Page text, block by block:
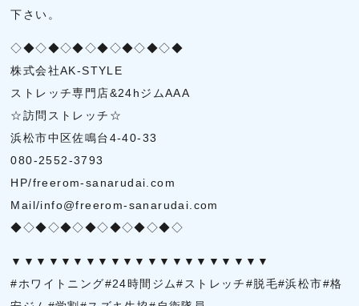
下さい。
◇◆◇◆◇◆◇◆◇◆◇◆◇◆
株式会社AK-STYLE
ストレッチ専門店&24hジムAAA
☆訪問ストレッチ☆
浜松市中区佐鳴台4-40-33
080-2552-3793
HP/freerom-sanarudai.com
Mail/info@freerom-sanarudai.com
◆◇◆◇◆◇◆◇◆◇◆◇◆◇
▼▼▼▼▼▼▼▼▼▼▼▼▼▼▼▼▼▼▼▼▼
#ホワイトニング#24時間ジム#ストレッチ#脱毛#浜松市#格